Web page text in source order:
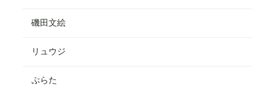
磯田文絵
リュウジ
ぷらた